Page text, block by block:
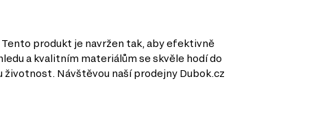
Tento produkt je navržen tak, aby efektivně
a kvalitním materiálům se skvěle hodí do
životnost. Návštěvou naší prodejny Dubok.cz